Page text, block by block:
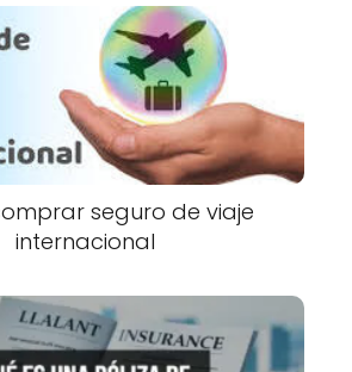
seguro de viaje
internacional